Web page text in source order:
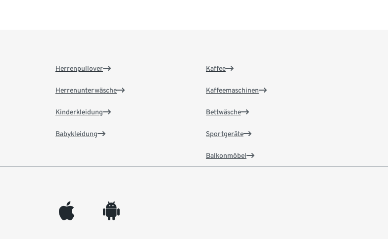
Herrenpullover
Herrenunterwäsche
Kinderkleidung
Babykleidung
Kaffee
Kaffeemaschinen
Bettwäsche
Sportgeräte
Balkonmöbel
appleinc android